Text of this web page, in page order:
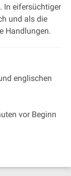
In eifersüchtiger
und als die
Handlungen.
englischen
vor Beginn